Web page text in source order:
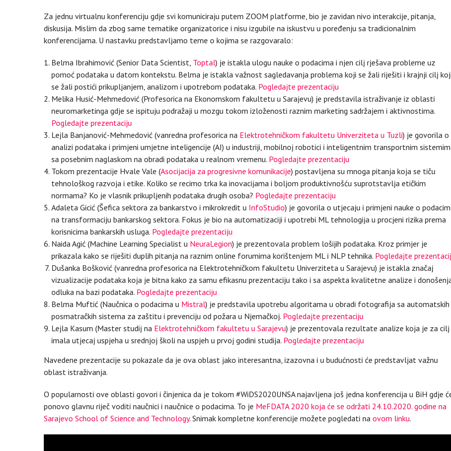
Za jednu virtualnu konferenciju gdje svi komuniciraju putem ZOOM platforme, bio je zavidan nivo interakcije, pitanja,
diskusija. Mislim da zbog same tematike organizatorice i nisu izgubile na iskustvu u poređenju sa tradicionalnim
konferencijama. U nastavku predstavljamo teme o kojima se razgovaralo:
Belma Ibrahimović (Senior Data Scientist, Toptal) je istakla ulogu nauke o podacima i njen cilj rješava probleme uz
pomoć podataka u datom kontekstu. Belma je istakla važnost sagledavanja problema koji se žali riješiti i krajnji cilj koji
se žali postići prikupljanjem, analizom i upotrebom podataka. Pogledajte prezentaciju
Melika Husić-Mehmedović (Profesorica na Ekonomskom fakultetu u Sarajevu) je predstavila istraživanje iz oblasti
neuromarketinga gdje se ispituju podražaji u mozgu tokom izloženosti raznim marketing sadržajem i aktivnostima.
Pogledajte prezentaciju
Lejla Banjanović-Mehmedović (vanredna profesorica na Elektrotehničkom fakultetu Univerziteta u Tuzli) je govorila o
analizi podataka i primjeni umjetne inteligencije (AI) u industriji, mobilnoj robotici i inteligentnim transportnim
sa posebnim naglaskom na obradi podataka u realnom vremenu. Pogledajte prezentaciju
Tokom prezentacije Hvale Vale (Asocijacija za progresivne komunikacije) postavljena su mnoga pitanja koja se tiču
tehnološkog razvoja i etike. Koliko se recimo trka ka inovacijama i boljom produktivnošću suprotstavlja etičkim
normama? Ko je vlasnik prikupljenih podataka drugih osoba? Pogledajte prezentaciju
Adaleta Gicić (Šefica sektora za bankarstvo i mikrokredit u InfoStudio) je govorila o utjecaju i primjeni nauke o
na transformaciju bankarskog sektora. Fokus je bio na automatizaciji i upotrebi ML tehnologija u procjeni rizika prema
korisnicima bankarskih usluga. Pogledajte prezentaciju
Naida Agić (Machine Learning Specialist u NeuraLegion) je prezentovala problem lošijih podataka. Kroz primjer je
prikazala kako se riješiti duplih pitanja na raznim online forumima korištenjem ML i NLP tehnika. Pogledajte
Dušanka Bošković (vanredna profesorica na Elektrotehničkom fakultetu Univerziteta u Sarajevu) je istakla značaj
vizualizacije podataka koja je bitna kako za samu efikasnu prezentaciju tako i sa aspekta kvalitetne analize i
odluka na bazi podataka. Pogledajte prezentaciju
Belma Muftić (Naučnica o podacima u Mistral) je predstavila upotrebu algoritama u obradi fotografija sa automatskih
posmatračkih sistema za zaštitu i prevenciju od požara u Njemačkoj. Pogledajte prezentaciju
Lejla Kasum (Master studij na Elektrotehničkom fakultetu u Sarajevu) je prezentovala rezultate analize koja je za cilj
imala utjecaj uspjeha u srednjoj školi na uspjeh u prvoj godini studija. Pogledajte prezentaciju
Navedene prezentacije su pokazale da je ova oblast jako interesantna, izazovna i u budućnosti će predstavljat važnu
oblast istraživanja.
O popularnosti ove oblasti govori i činjenica da je tokom #WiDS2020UNSA najavljena još jedna konferencija u BiH gdje
ponovo glavnu riječ voditi naučnici i naučnice o podacima. To je MeFDATA 2020 koja će se održati 24.10.2020. godine na
Sarajevo School of Science and Technology. Snimak kompletne konferencije možete pogledati na ovom linku.